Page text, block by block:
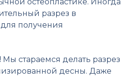
разрез в
получения
Мы стараемся делать разрез
десны. Даже